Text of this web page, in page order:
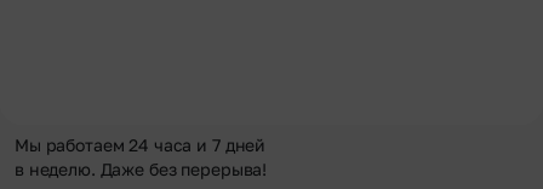
Мы работаем 24 часа и 7 дней
в неделю. Даже без перерыва!